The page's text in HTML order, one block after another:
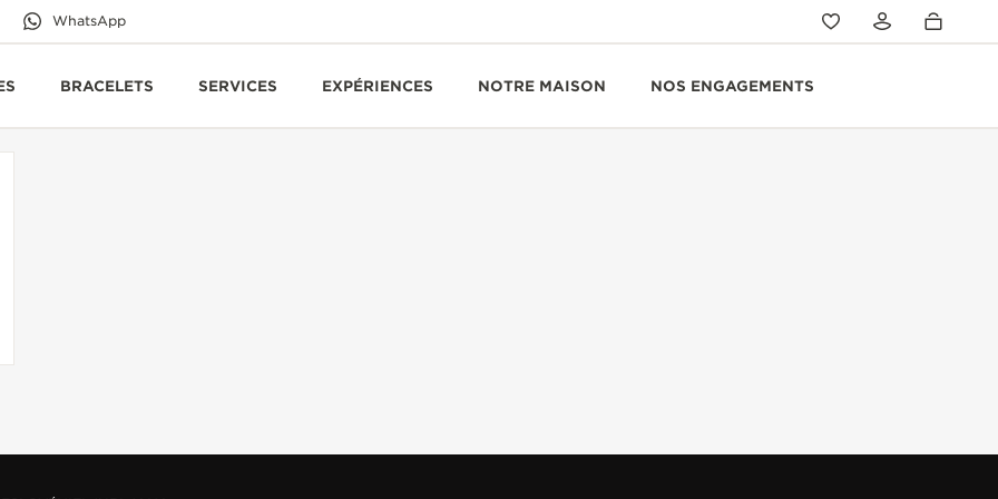
WhatsApp
BRACELETS SERVICES EXPÉRIENCES NOTRE MAISON NOS ENGAGEMENTS